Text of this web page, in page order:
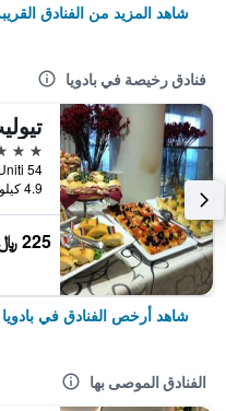
شاهد المزيد من الفنادق
فنادق رخيصة في بادويا
3 نجوم
4.9 كيلومتر عن وسط المدينة
225 ﷼
شاهد أرخص الفنادق في بادويا
الفنادق الموصى بها